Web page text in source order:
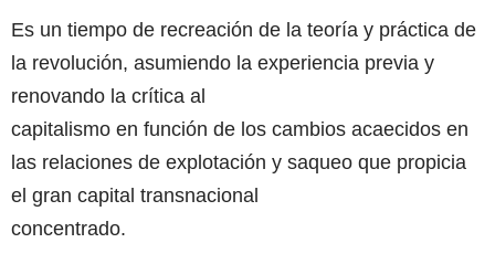
Es un tiempo de recreación de la teoría y práctica de
la revolución, asumiendo la experiencia previa y
renovando la crítica al
capitalismo en función de los cambios acaecidos en
las relaciones de explotación y saqueo que propicia
el gran capital transnacional
concentrado.